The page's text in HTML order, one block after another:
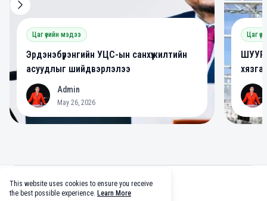
Цаг үеийн мэдээ
Эрдэнэбүрэнгийн УЦС-ын санхүүжилтийн
асуудлыг шийдвэрлэлээ
A Admin
May 26, 2026
Цаг
A
facebook
twittergithubtiktok
This website uses cookies to ensure you receive
the best possible experience. Learn More